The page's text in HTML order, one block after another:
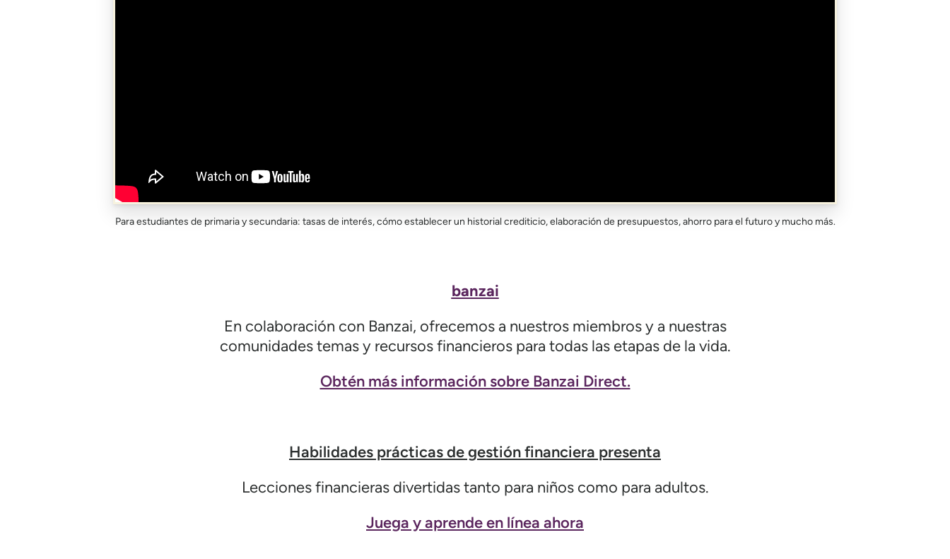
Para estudiantes de primaria y secundaria: tasas de interés, cómo establecer un historial crediticio, elaboración de presupuestos, ahorro para el futuro y mucho más.
banzai
En colaboración con Banzai, ofrecemos a nuestros miembros y a nuestras
comunidades temas y recursos financieros para todas las etapas de la vida.
Obtén más información sobre Banzai Direct.
Habilidades prácticas de gestión financiera presenta
Lecciones financieras divertidas tanto para niños como para adultos.
Juega y aprende en línea ahora